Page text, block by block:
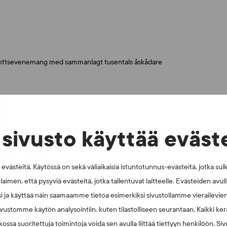
sivusto käyttää
Käytössä on sekä väliaikaisia istuntotunnus-evästeitä, jotka
että pysyviä evästeitä, jotka tallentuvat laitteelle. Evästeiden
ja käyttää näin saamaamme tietoa esimerkiksi sivustollamme
käytön analysointiin, kuten tilastolliseen seurantaan. Kaikki
suoritettuja toimintoja voida sen avulla liittää tiettyyn henkilöön.
med sammanlagt tusentals åskådare
presentationstillfällen med sammanlagt nästan1 000
unionen, lotto-organisationer i Europa och